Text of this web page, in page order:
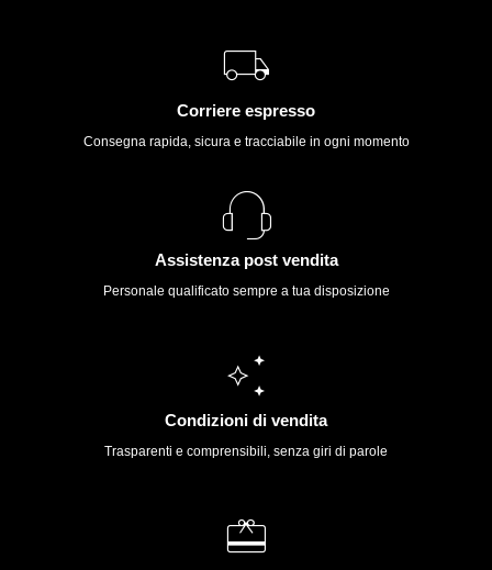
Corriere espresso
Consegna rapida, sicura e tracciabile in ogni momento
Assistenza post vendita
Personale qualificato sempre a tua disposizione
Condizioni di vendita
Trasparenti e comprensibili, senza giri di parole